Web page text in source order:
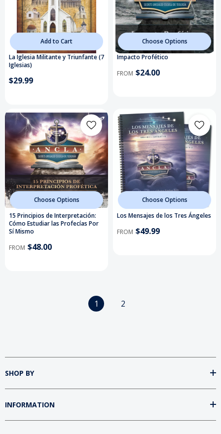
Add to Cart
La Iglesia Militante y Triunfante (7
Iglesias)
$29.99
Choose Options
Impacto Profético
FROM $24.00
Choose Options
15 Principios de Interpretación:
Cómo Estudiar las Profecías Por
Sí Mismo
FROM $48.00
Choose Options
Los Mensajes de los Tres Ángeles
FROM $49.99
1 2
SHOP BY
INFORMATION